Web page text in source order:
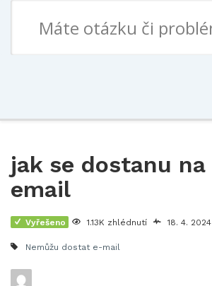
jak se dostanu na
email
Vyřešeno 1.13K zhlédnutí 18. 4. 2024
Nemůžu dostat e-mail